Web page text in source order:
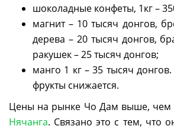
шоколадные конфеты, 1кг –
магнит – 10 тысяч донгов,
дерева – 20 тысяч донгов,
ракушек – 25 тысяч донгов;
манго 1 кг – 35 тысяч
фрукты снижается.
Цены на рынке Чо Дам выше, чем
Нячанга. Связано это с тем, что